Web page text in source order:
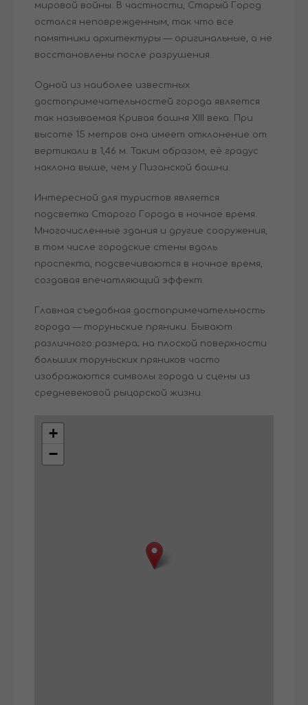
мировой войны. В частности, Старый Город
остался неповрежденным, так что все
памятники архитектуры — оригинальные, а не
восстановлены после разрушения.
Одной из наиболее известных
достопримечательностей города является
так называемая Кривая башня XIII века. При
высоте 15 метров она имеет отклонение от
вертикали в 1,46 м. Таким образом, её градус
наклона выше, чем у Пизанской башни.
Интересной для туристов является
подсветка Старого Города в ночное время.
Многочисленные здания и другие сооружения,
в том числе городские стены вдоль
проспекта, подсвечиваются в ночное время,
создавая впечатляющий эффект.
Главная съедобная достопримечательность
города — торуньские пряники. Бывают
различного размера; на плоской поверхности
больших торуньских пряников часто
изображаются символы города и сцены из
средневековой рыцарской жизни.
+
−